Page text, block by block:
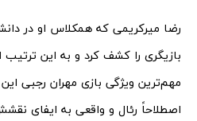
رضا میرکریمی که همکلاس او در
بازیگری را کشف کرد و به این ترتیب
مهم‌ترین ویژگی بازی مهران رجبی
اصطلاحاً رئال و واقعی به ایفای